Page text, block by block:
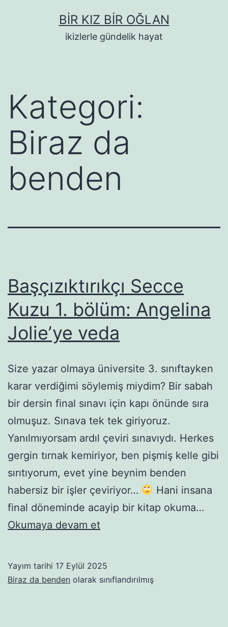
BIR KIZ BIR OĞLAN
ikizlerle gündelik hayat
Kategori:
Biraz da
benden
Başçızıktırıkçı Secce
Kuzu 1. bölüm: Angelina
Jolie’ye veda
Size yazar olmaya üniversite 3. sınıftayken
karar verdiğimi söylemiş miydim? Bir sabah
bir dersin final sınavı için kapı önünde sıra
olmuşuz. Sınava tek tek giriyoruz.
Yanılmıyorsam ardıl çeviri sınavıydı. Herkes
gergin tırnak kemiriyor, ben pişmiş kelle gibi
sırıtıyorum, evet yine beynim benden
habersiz bir işler çeviriyor…
Hani insana
final döneminde acayip bir kitap okuma…
Okumaya devam etBaşçızıktırıkçı
1.
Yayım tarihi 17 Eylül 2025
Biraz da benden olarak sınıflandırılmış